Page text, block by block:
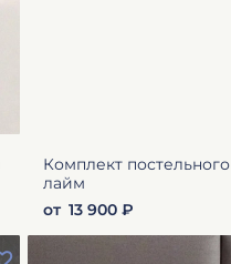
Комплект
лайм
от 13 900 ₽